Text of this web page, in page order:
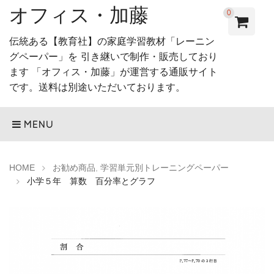
オフィス・加藤
伝統ある【教育社】の家庭学習教材「レーニン
グペーパー」を 引き継いで制作・販売しており
ます 「オフィス・加藤」が運営する通販サイト
です。送料は別途いただいております。
0
MENU
HOME お勧め商品, 学習単元別トレーニングペーパー
小学５年 算数 百分率とグラフ